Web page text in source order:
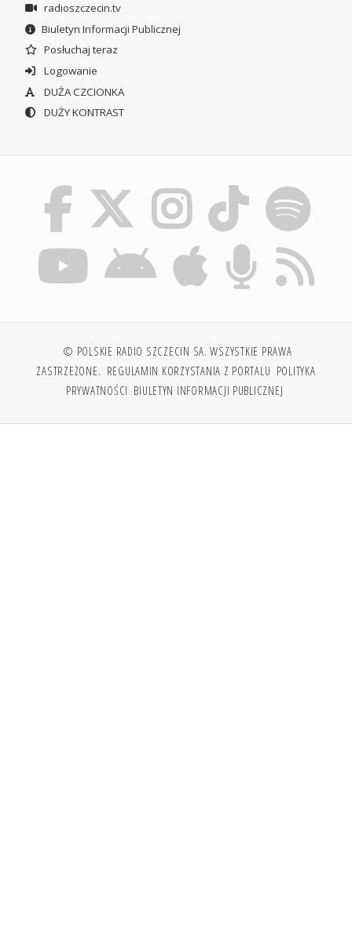
radioszczecin.tv
Biuletyn Informacji Publicznej
Posłuchaj teraz
Logowanie
DUŻA CZCIONKA
DUŻY KONTRAST
© POLSKIE RADIO SZCZECIN SA. WSZYSTKIE PRAWA
ZASTRZEŻONE. REGULAMIN KORZYSTANIA Z PORTALU POLITYKA
PRYWATNOŚCI BIULETYN INFORMACJI PUBLICZNEJ